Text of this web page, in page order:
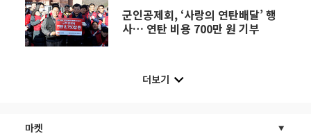
군인공제회, ‘사랑의 연탄배달’ 행
사… 연탄 비용 700만 원 기부
더보기
마켓